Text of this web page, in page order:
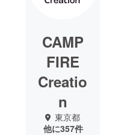
CAMP
FIRE
Creatio
n
東京都
他に357件